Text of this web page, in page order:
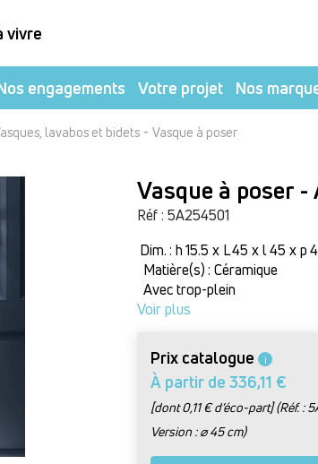
vivre
engagements Votre projet Nos
lavabos et bidets - Vasque à poser
Vasque à poser
Réf : 5A254501
Dim. : h 15.5 x L 45 x l 45 x p
Matière(s) : Céramique
Avec trop-plein
Voir plus
Prix catalogue i
À partir de 336,11 €
[dont 0,11 € d’éco-part] (Réf. :
Version : ⌀ 45 cm)